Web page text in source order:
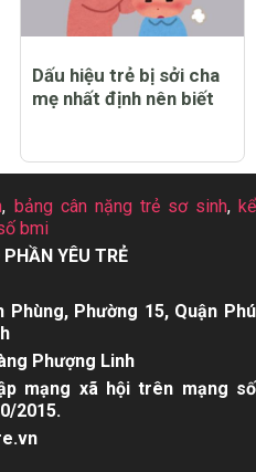
Dấu hiệu trẻ bị sởi cha
mẹ nhất định nên biết
, bảng cân nặng trẻ sơ sinh,kể
bmi
YÊU TRẺ
Phường 15, Quận Phú
Phượng Linh
mạng xã hội trên mạng số
2015.